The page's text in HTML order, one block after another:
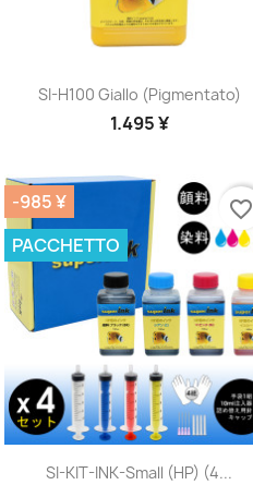
Anteprima
SI-H100 Giallo (pigmentato)
1.495 ¥
Anteprima
SI-KIT-INK-Small (HP) (4...
-985 ¥
PACCHETTO
favorite_border